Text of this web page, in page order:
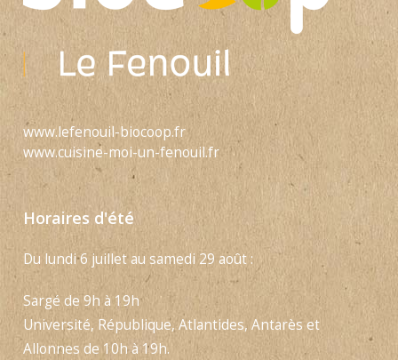
www.lefenouil-biocoop.fr
www.cuisine-moi-un-fenouil.fr
Horaires d'été
Du lundi 6 juillet au samedi 29 août :
Sargé de 9h à 19h
Université, République, Atlantides, Antarès et
Allonnes de 10h à 19h.